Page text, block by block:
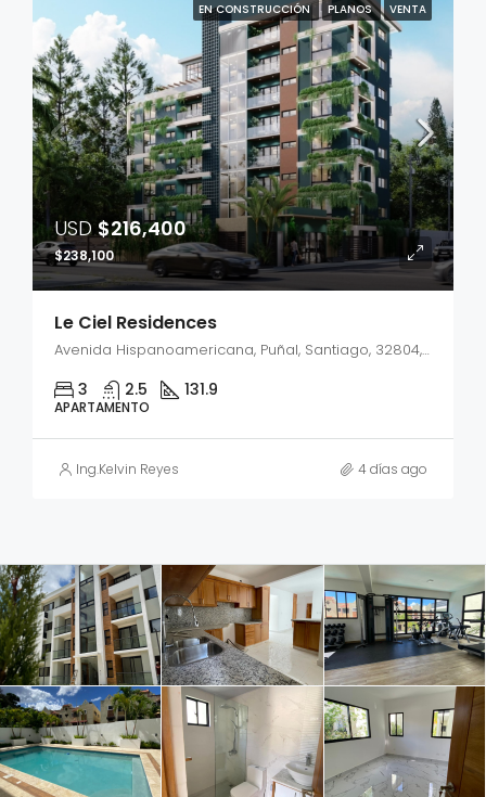
EN CONSTRUCCIÓN PLANOS VENTA
USD$216,400
$238,100
Le Ciel Residences
Avenida Hispanoamericana, Puñal, Santiago, 32804, República Dominicana
3 2.5 131.9
APARTAMENTO
Ing.Kelvin Reyes 4 días ago